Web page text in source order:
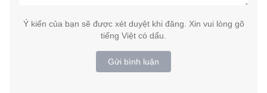
Ý kiến của bạn sẽ được xét duyệt khi đăng. Xin vui lòng gõ
tiếng Việt có dấu.
Gửi bình luận